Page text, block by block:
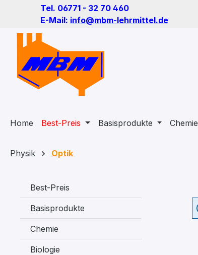
Hauptinhalt springen
Zur Suche springen
Zur Hauptnavigation springen
Tel. 06771 - 32 70 460
E-Mail: info@mbm-lehrmittel.de
Home Best-Preis Basisprodukte Chemie
Physik Optik
Best-Preis
Basisprodukte
Chemie
Biologie